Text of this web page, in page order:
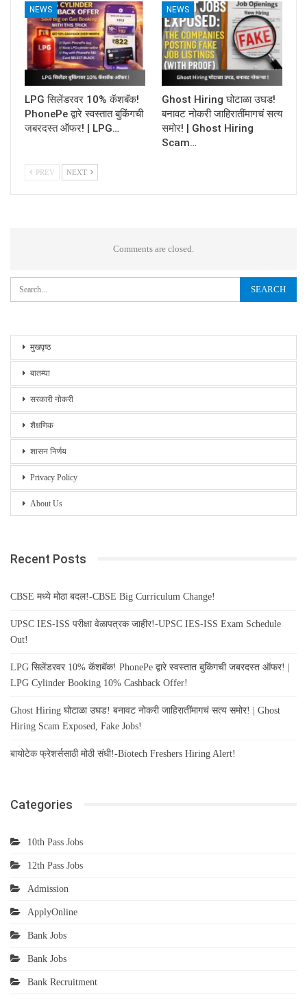
NEWS
LPG सिलेंडरवर 10% कॅशबॅक!
PhonePe द्वारे स्वस्तात बुकिंगची
जबरदस्त ऑफर! | LPG…
NEWS
Ghost Hiring घोटाळा उघड!
बनावट नोकरी जाहिरातींमागचं सत्य
समोर! | Ghost Hiring
Scam…
PREV NEXT
Comments are closed.
मुखपृष्ठ
बातम्या
सरकारी नोकरी
शैक्षणिक
शासन निर्णय
Privacy Policy
About Us
Recent Posts
CBSE मध्ये मोठा बदल!-CBSE Big Curriculum Change!
UPSC IES-ISS परीक्षा वेळापत्रक जाहीर!-UPSC IES-ISS Exam Schedule
Out!
LPG सिलेंडरवर 10% कॅशबॅक! PhonePe द्वारे स्वस्तात बुकिंगची जबरदस्त ऑफर! |
LPG Cylinder Booking 10% Cashback Offer!
Ghost Hiring घोटाळा उघड! बनावट नोकरी जाहिरातींमागचं सत्य समोर! | Ghost
Hiring Scam Exposed, Fake Jobs!
बायोटेक फ्रेशर्ससाठी मोठी संधी!-Biotech Freshers Hiring Alert!
Categories
10th Pass Jobs
12th Pass Jobs
Admission
ApplyOnline
Bank Jobs
Bank Jobs
Bank Recruitment